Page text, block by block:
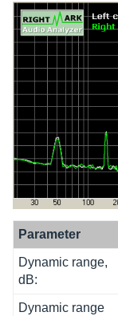
Para­me­ter
Dyna­mic range,
dB:
Dyna­mic range